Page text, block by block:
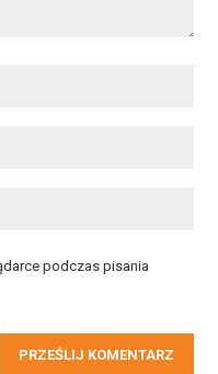
podczas pisania
PRZEŚLIJ KOMENTARZ